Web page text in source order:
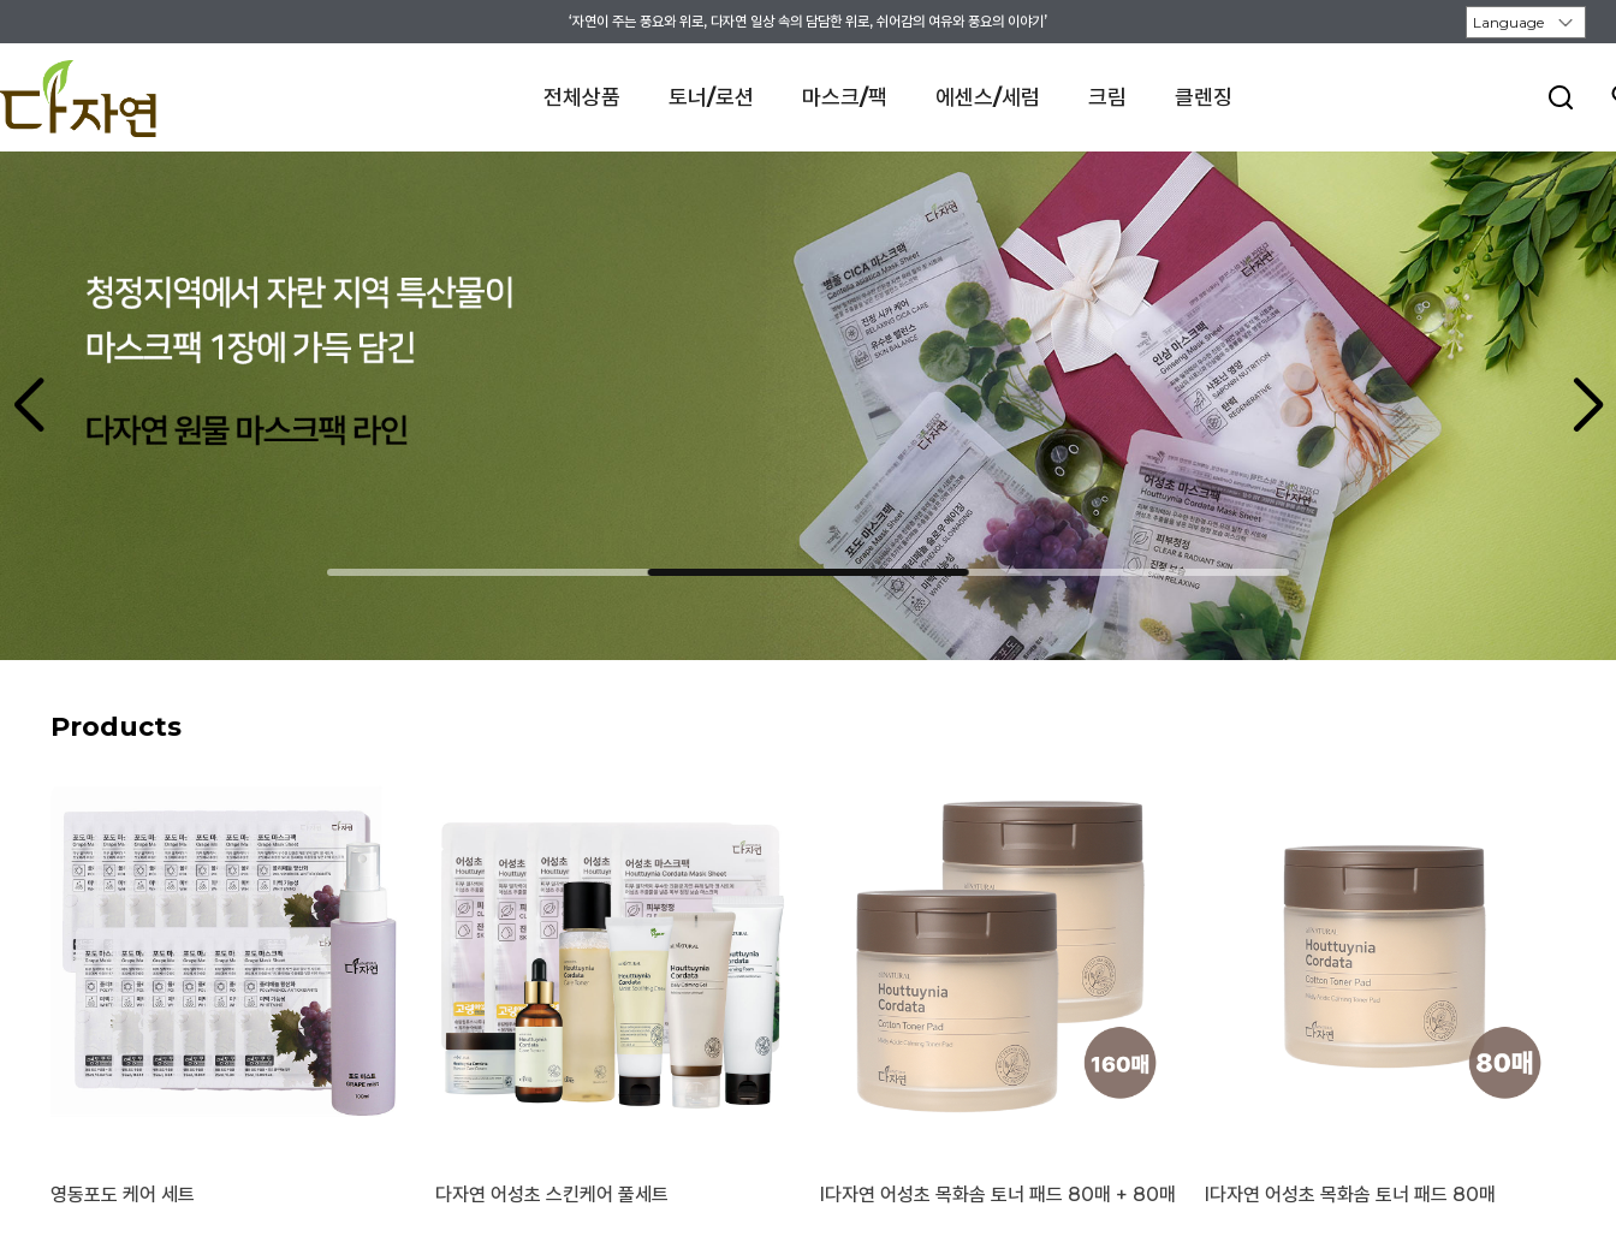
‘자연이 주는 풍요와 위로, 다자연 일상 속의 담담한 위로, 쉬어감의 여유와 풍요의 이야기’
전체상품 토너/로션 마스크/팩 에센스/세럼 크림 클렌징
Products
영동포도 케어 세트 다자연 어성초 스킨케어 풀세트 l다자연 어성초 목화솜 토너 패드 80매 + 80매 l다자연 어성초 목화솜 토너 패드 80매